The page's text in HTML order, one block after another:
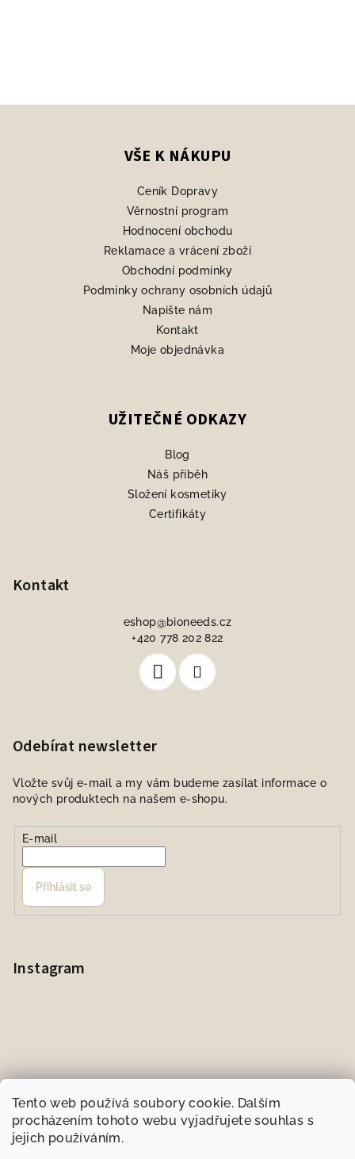
Tento web používá soubory cookie. Dalším
procházením tohoto webu vyjadřujete souhlas s
jejich používáním.
Z
VŠE K NÁKUPU
Ceník Dopravy
Věrnostní program
Hodnocení obchodu
Reklamace a vrácení zboží
Obchodní podmínky
Podmínky ochrany osobních údajů
Napište nám
Kontakt
Moje objednávka
UŽITEČNÉ ODKAZY
Blog
Náš příběh
Složení kosmetiky
Certifikáty
Kontakt
eshop@bioneeds.cz
+420 778 202 822
Odebírat newsletter
Vložte svůj e-mail a my vám budeme zasílat informace o
nových produktech na našem e-shopu.
E-mail
Přihlásit se
Instagram